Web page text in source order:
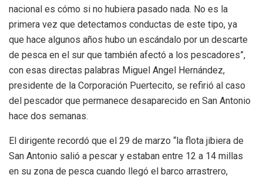
nacional es cómo si no hubiera pasado nada. No es la
primera vez que detectamos conductas de este tipo, ya
que hace algunos años hubo un escándalo por un descarte
de pesca en el sur que también afectó a los pescadores”,
con esas directas palabras Miguel Angel Hernández,
presidente de la Corporación Puertecito, se refirió al caso
del pescador que permanece desaparecido en San Antonio
hace dos semanas.
El dirigente recordó que el 29 de marzo “la flota jibiera de
San Antonio salió a pescar y estaban entre 12 a 14 millas
en su zona de pesca cuando llegó el barco arrastrero,